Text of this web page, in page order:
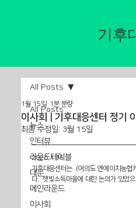
기후
All Posts
뉴스
인터뷰
라운드테이블
대문
메인라운드
이사회
All Posts
이사회 | 기후대응센터 정기
1월 15일 1분 분량
최종 수정일: 3월 15일
2026.1.15
기후대응센터는  (여의도 엔에이치농협
다.  햇빛소득마을에 대한 논의가 있었